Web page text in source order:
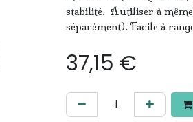
stabilité. A utiliser à
séparément). Facile à
37,15 €